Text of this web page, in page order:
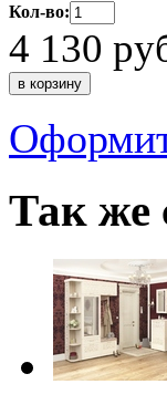
Кол-во:
4 130
Так же